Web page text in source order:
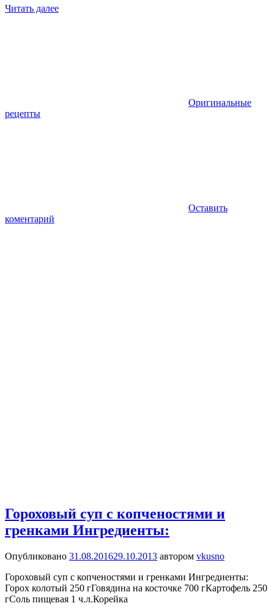
Читать далее
Оригинальные
рецепты
Оставить
коментарий
Гороховый суп с копченостями и
гренками Ингредиенты:
Опубликовано 31.08.201629.10.2013 автором vkusno
Гороховый суп с копченостями и гренками Ингредиенты:
Горох колотый 250 гГовядина на косточке 700 гКартофель 250
гСоль пищевая 1 ч.л.Корейка